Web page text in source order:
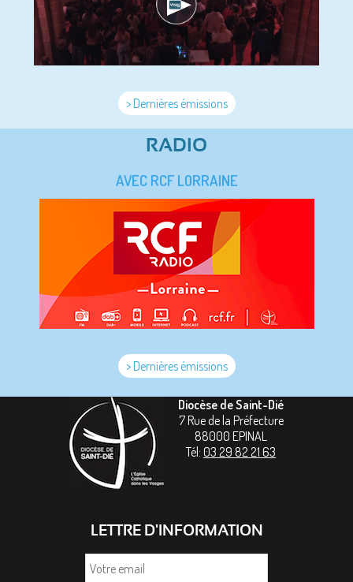
> Dernières émissions
RADIO
AVEC RCF LORRAINE
> Dernières émissions
Diocèse de Saint-Dié
7 Rue de la Préfecture
88000 EPINAL
Tél: 03 29 82 21 63
LETTRE D'INFORMATION